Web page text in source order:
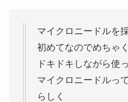
マイクロニードルを
初めてなのでめちゃ
ドキドキしながら使
マイクロニードルっ
らしく